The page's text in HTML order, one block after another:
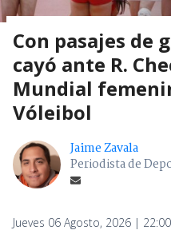
Con pasajes de
cayó ante R.
Mundial
Vóleibol
Jaime Zavala
Periodista de
Jueves 06 Agosto, 2026 | 22:00